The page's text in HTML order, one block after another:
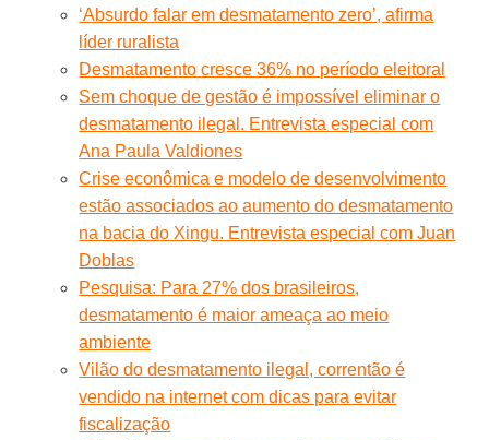
‘Absurdo falar em desmatamento zero’, afirma
líder ruralista
Desmatamento cresce 36% no período eleitoral
Sem choque de gestão é impossível eliminar o
desmatamento ilegal. Entrevista especial com
Ana Paula Valdiones
Crise econômica e modelo de desenvolvimento
estão associados ao aumento do desmatamento
na bacia do Xingu. Entrevista especial com Juan
Doblas
Pesquisa: Para 27% dos brasileiros,
desmatamento é maior ameaça ao meio
ambiente
Vilão do desmatamento ilegal, correntão é
vendido na internet com dicas para evitar
fiscalização